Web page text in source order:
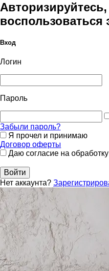
Вход
Логин
Пароль
Забыли пароль?
Я прочел и принимаю
Договор оферты
Даю согласие на
Войти
Нет аккаунта?